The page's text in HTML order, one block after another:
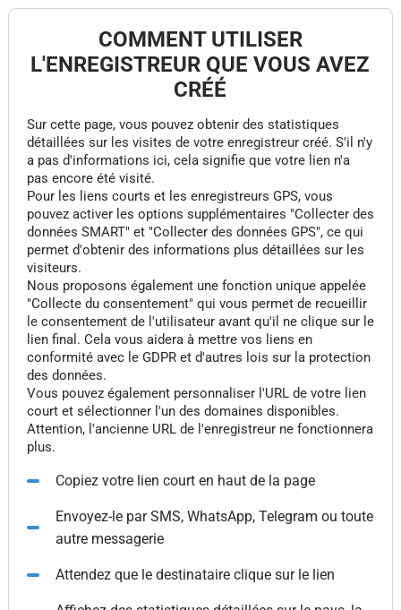
COMMENT UTILISER
L'ENREGISTREUR QUE VOUS AVEZ
CRÉÉ
Sur cette page, vous pouvez obtenir des statistiques
détaillées sur les visites de votre enregistreur créé. S'il n'y
a pas d'informations ici, cela signifie que votre lien n'a
pas encore été visité.
Pour les liens courts et les enregistreurs GPS, vous
pouvez activer les options supplémentaires "Collecter des
données SMART" et "Collecter des données GPS", ce qui
permet d'obtenir des informations plus détaillées sur les
visiteurs.
Nous proposons également une fonction unique appelée
"Collecte du consentement" qui vous permet de recueillir
le consentement de l'utilisateur avant qu'il ne clique sur le
lien final. Cela vous aidera à mettre vos liens en
conformité avec le GDPR et d'autres lois sur la protection
des données.
Vous pouvez également personnaliser l'URL de votre lien
court et sélectionner l'un des domaines disponibles.
Attention, l'ancienne URL de l'enregistreur ne fonctionnera
plus.
Copiez votre lien court en haut de la page
Envoyez-le par SMS, WhatsApp, Telegram ou toute
autre messagerie
Attendez que le destinataire clique sur le lien